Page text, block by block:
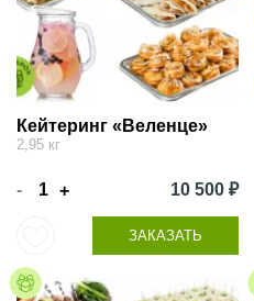
Кейтеринг «Веленце»
2,95 кг
- + 10 500 ₽
ЗАКАЗАТЬ